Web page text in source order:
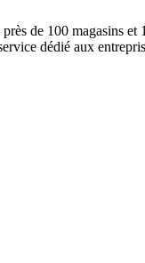
de 100 magasins
dédié aux